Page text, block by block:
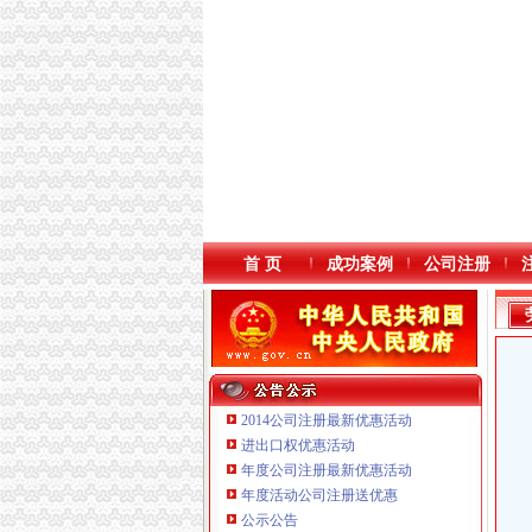
首 页 成功案例 公司注册
2014公司注册最新优惠活动
进出口权优惠活动
年度公司注册最新优惠活动
年度活动公司注册送优惠
公示公告
重庆臣夫商贸有限公司 （执照专让）
重庆市优研房地产营销策划有限公司